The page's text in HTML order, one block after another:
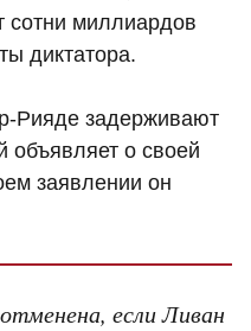
сотни миллиардов
диктатора.
Рияде задерживают
объявляет о своей
заявлении он
если Ливан